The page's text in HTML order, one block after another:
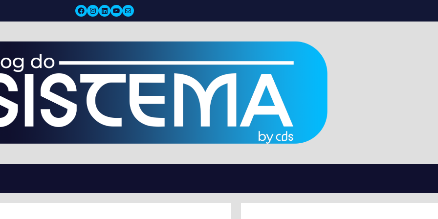
Facebook
Instagram
LinkedIn
YouTube
Mail